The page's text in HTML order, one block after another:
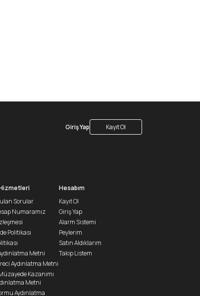
Giriş Yap Kayıt Ol
Sorular
Numaramız
Politikası
Metni
Aydınlatma Metni
Kazanımı
Metni
Aydınlatma
Hesabım
Kayıt Ol
Giriş Yap
Alarm Sistemi
Peylerim
Satın Aldıklarım
Takip Listem